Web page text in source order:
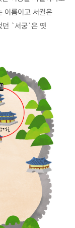
이름이고 서궐은
던 `서궁`은 옛